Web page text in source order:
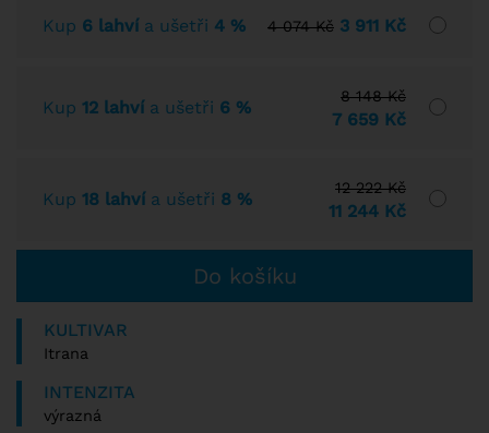
Kup 6 lahvía ušetři 4 % 4 074 Kč 3 911 Kč
Kup 12 lahvía ušetři 6 %
8 148 Kč
7 659 Kč
Kup 18 lahvía ušetři 8 %
12 222 Kč
11 244 Kč
KULTIVAR
Itrana
INTENZITA
výrazná